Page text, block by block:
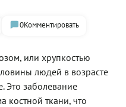
0Комментировать
или хрупкостью
людей в возрасте
Это заболевание
костной ткани, что